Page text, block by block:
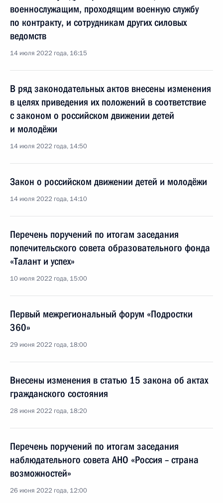
военнослужащим, проходящим военную службу
по контракту, и сотрудникам других силовых
ведомств
14 июля 2022 года, 16:15
В ряд законодательных актов внесены изменения
в целях приведения их положений в соответствие
с законом о российском движении детей
и молодёжи
14 июля 2022 года, 14:50
Закон о российском движении детей и молодёжи
14 июля 2022 года, 14:10
Перечень поручений по итогам заседания
попечительского совета образовательного фонда
«Талант и успех»
10 июля 2022 года, 15:00
Первый межрегиональный форум «Подростки
360»
29 июня 2022 года, 18:00
Внесены изменения в статью 15 закона об актах
гражданского состояния
28 июня 2022 года, 18:20
Перечень поручений по итогам заседания
наблюдательного совета АНО «Россия – страна
возможностей»
26 июня 2022 года, 12:00